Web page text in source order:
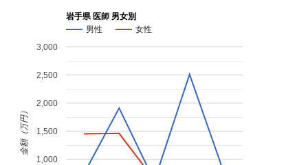
岩手県 医師 男女別
男性
女性
1,000
1,500
2,000
2,500
3,000
金額（万円）